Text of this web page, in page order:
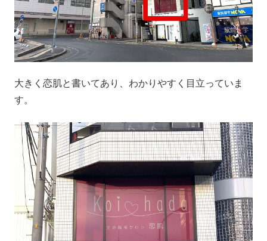
大きく恋肌と書いてあり、わかりやすく目立っていま
す。